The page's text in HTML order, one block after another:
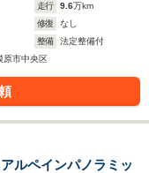
走行 9.6万km
修復
なし
整備
法定整備付
原市中央区
ルペインパノラミッ